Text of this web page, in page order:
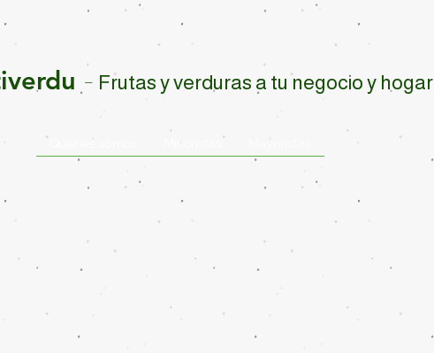
- Frutas y verduras a tu negocio y hogar